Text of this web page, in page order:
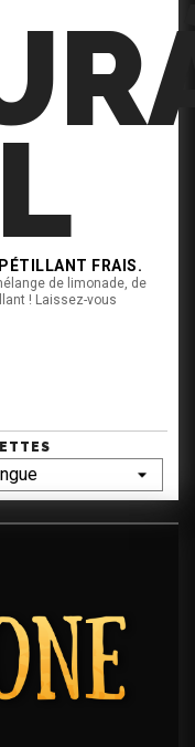
FRAIS.
de limonade, de
! Laissez-vous